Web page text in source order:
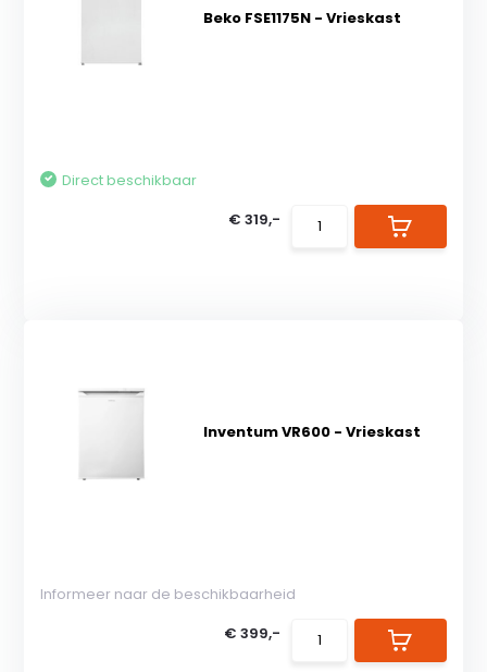
Beko FSE1175N - Vrieskast
Direct beschikbaar
€ 319,-
Inventum VR600 - Vrieskast
Informeer naar de beschikbaarheid
€ 399,-